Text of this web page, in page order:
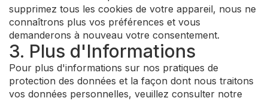
supprimez tous les cookies de votre appareil, nous ne
connaîtrons plus vos préférences et vous
demanderons à nouveau votre consentement.
3. Plus d'Informations
Pour plus d'informations sur nos pratiques de
protection des données et la façon dont nous traitons
vos données personnelles, veuillez consulter notre